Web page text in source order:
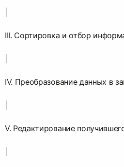
III. Сортировка и отбор
IV. Преобразование данных в
V. Редактирование